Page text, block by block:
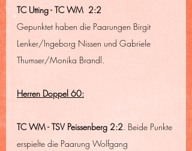
TC Utting - TC WM  2:2
Gepunktet haben die Paarungen Birgit
Lenker/Ingeborg Nissen und Gabriele
Thumser/Monika Brandl.
Herren Doppel 60:
TC WM - TSV Peissenberg 2:2. Beide Punkte
erspielte die Paarung Wolfgang